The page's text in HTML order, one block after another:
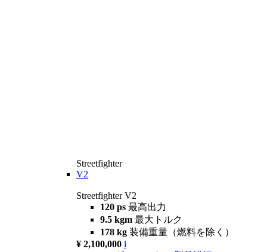
Streetfighter
V2
Streetfighter V2
120 ps 最高出力
9.5 kgm 最大トルク
178 kg 装備重量（燃料を除く）
¥ 2,100,000 i